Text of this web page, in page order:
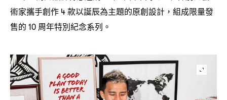
術家攜手創作 4款以誕辰為主題的原創設計 ， 組成限量發
售的 10 周年特別紀念系列。